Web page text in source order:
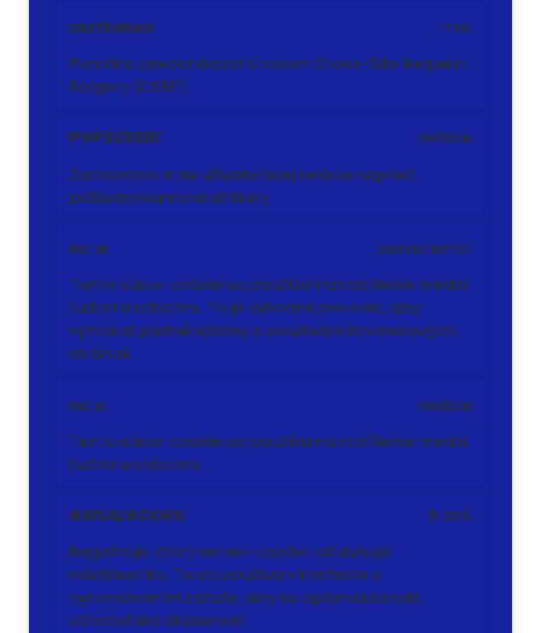
csrftoken
Pomáha predchádzať útokom Cross-Site Request
Forgery (CSRF).
1 rok
PHPSESSID
Zachováva stav užívateľskej relácie naprieč
požiadavkami na stránky.
relácie
rc::a
Tento súbor cookie sa používa na rozlíšenie medzi
ľuďmi a robotmi. To je výhodné pre web, aby
vytvárať platné správy o používaní ich webových
stránok.
persistentní
rc::c
Tento súbor cookie sa používa na rozlíšenie medzi
ľuďmi a robotmi.
relácie
AWSALBCORS
Registruje, ktorý server-cluster obsluhuje
návštevníka. To sa používa v kontexte s
vyrovnávaním záťaže, aby sa optimalizovala
užívateľská skúsenosť.
6 dnů